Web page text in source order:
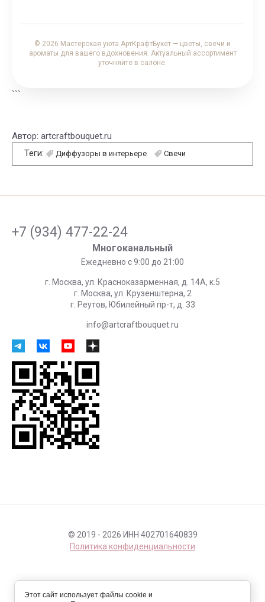
© 2026 Мастерская уюта АртКрафтБукет — цветы, свечи и
ароматы для вашего вдохновения. Актуальный ассортимент
уточняйте в салоне.
```
Автор: artcraftbouquet.ru
Теги:
Диффузоры в интерьере Свечи
+7 (934) 477-22-24
Многоканальный
Ежедневно с 9:00 до 21:00
г. Москва, ул. Красноказарменная, д. 14А, к.5
г. Москва, ул. Крузенштерна, 2
г. Реутов, Юбилейный пр-т, д. 33
info@artcraftbouquet.ru
© 2019 - 2026 ИНН 402701640839
Политика конфиденциальности
Этот сайт использует файлы cookie и